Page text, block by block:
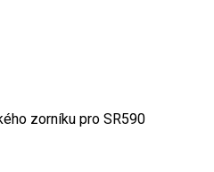
zorníku pro SR590